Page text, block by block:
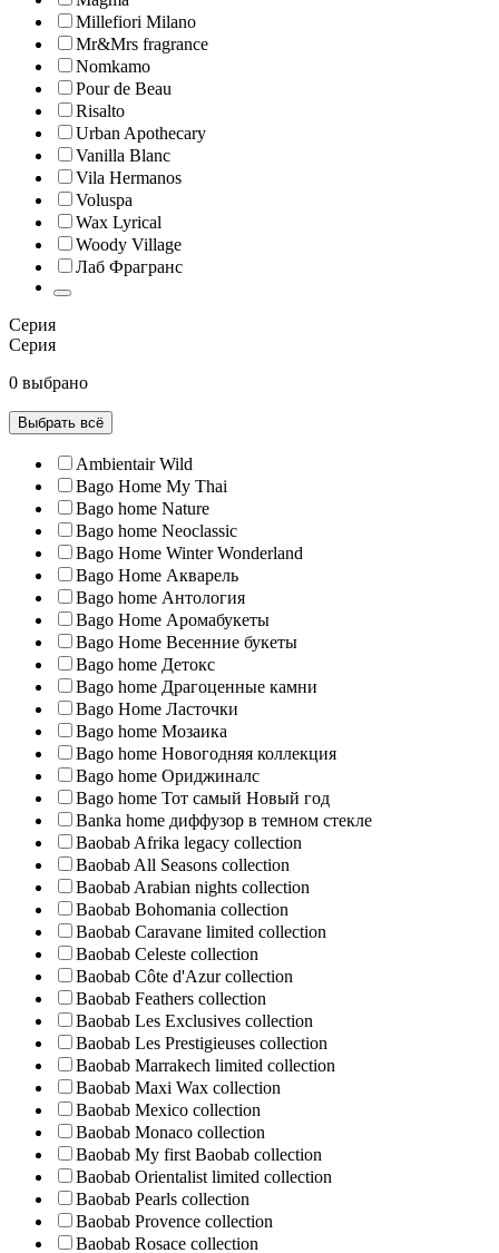
Millefiori Milano
Mr&Mrs fragrance
Nomkamo
Pour de Beau
Risalto
Urban Apothecary
Vanilla Blanc
Vila Hermanos
Voluspa
Wax Lyrical
Woody Village
Лаб Фрагранс
Серия
Серия
0 выбрано
Выбрать всё
Ambientair Wild
Bago Home My Thai
Bago home Nature
Bago home Neoclassic
Bago Home Winter Wonderland
Bago Home Акварель
Bago home Антология
Bago Home Аромабукеты
Bago Home Весенние букеты
Bago home Детокс
Bago home Драгоценные камни
Bago Home Ласточки
Bago home Мозаика
Bago home Новогодняя коллекция
Bago home Ориджиналс
Bago home Тот самый Новый год
Banka home диффузор в темном стекле
Baobab Afrika legacy collection
Baobab All Seasons collection
Baobab Arabian nights collection
Baobab Bohomania collection
Baobab Caravane limited collection
Baobab Celeste collection
Baobab Côte d'Azur collection
Baobab Feathers collection
Baobab Les Exclusives collection
Baobab Les Prestigieuses collection
Baobab Marrakech limited collection
Baobab Maxi Wax collection
Baobab Mexico collection
Baobab Monaco collection
Baobab My first Baobab collection
Baobab Orientalist limited collection
Baobab Pearls collection
Baobab Provence collection
Baobab Rosace collection